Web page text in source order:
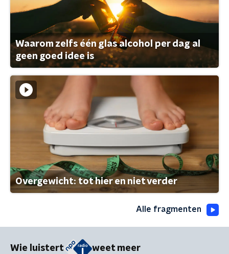
Waarom zelfs één glas alcohol per dag al
geen goed idee is
Overgewicht: tot hier en niet verder
Alle fragmenten
Wie luistert weet meer